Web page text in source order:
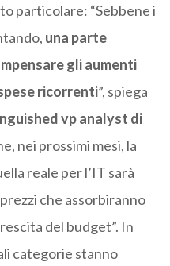
particolare: “Sebbene i
una parte
gli aumenti
ricorrenti”, spiega
vp analyst di
nei prossimi mesi, la
reale per l’IT sarà
che assorbiranno
del budget”. In
categorie stanno